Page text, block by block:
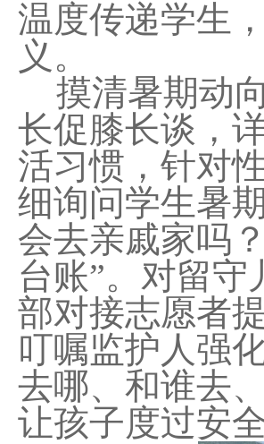
温度传递学生
义。
摸清暑期动
长促膝长谈，
活习惯，针对
细询问学生暑
会去亲戚家吗
台账”。对留
部对接志愿者
叮嘱监护人强
去哪、和谁去
让孩子度过安